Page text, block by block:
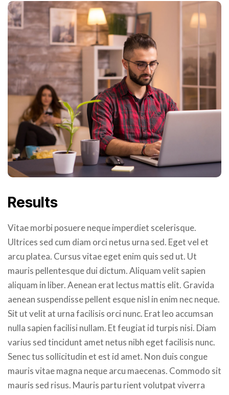
Results
Vitae morbi posuere neque imperdiet scelerisque.
Ultrices sed cum diam orci netus urna sed. Eget vel et
arcu platea. Cursus vitae eget enim quis sed ut. Ut
mauris pellentesque dui dictum. Aliquam velit sapien
aliquam in liber. Aenean erat lectus mattis elit. Gravida
aenean suspendisse pellent esque nisl in enim nec neque.
Sit ut velit at urna facilisis orci nunc. Erat leo accumsan
nulla sapien facilisi nullam. Et feugiat id turpis nisi. Diam
varius sed tincidunt amet netus nibh eget facilisis nunc.
Senec tus sollicitudin et est id amet. Non duis congue
mauris vitae magna neque arcu maecenas. Commodo sit
mauris sed risus. Mauris partu rient volutpat viverra